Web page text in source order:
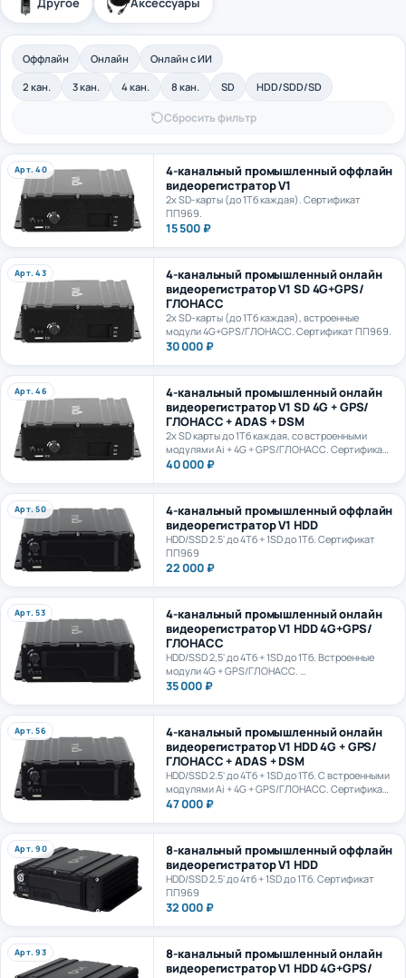
Оффлайн Онлайн Онлайн с ИИ
3 кан. 4 кан. SD HDD/SDD/SD
Арт. 40
4-канальный промышленный оффлайн
видеорегистратор V1
2х SD-карты (до 1Тб каждая). Сертификат
ПП969.
15 500 ₽
Арт. 43
4-канальный промышленный онлайн
видеорегистратор V1 SD 4G+GPS/
ГЛОНАСС
2х SD-карты (до 1Тб каждая), встроенные
модули 4G+GPS/ГЛОНАСС. Сертификат ПП969.
30 000 ₽
Арт. 46
4-канальный промышленный онлайн
видеорегистратор V1 SD 4G + GPS/
ГЛОНАСС + ADAS + DSM
2х SD карты до 1Тб каждая, со встроенными
модулями Ai + 4G + GPS/ГЛОНАСС. Сертификат
ПП969.
40 000 ₽
Арт. 50
4-канальный промышленный оффлайн
видеорегистратор V1 HDD
HDD/SSD 2.5' до 4Тб + 1SD до 1Тб. Сертификат
ПП969
22 000 ₽
Арт. 53
4-канальный промышленный онлайн
видеорегистратор V1 HDD 4G+GPS/
ГЛОНАСС
HDD/SSD 2,5' до 4Тб + 1SD до 1Тб. Встроенные
модули 4G + GPS/ГЛОНАСС.
Сертификат ПП969
35 000 ₽
Арт. 56
4-канальный промышленный онлайн
видеорегистратор V1 HDD 4G + GPS/
ГЛОНАСС + ADAS + DSM
HDD/SSD 2.5' до 4Тб + 1SD до 1Тб. С встроенными
модулями Ai + 4G + GPS/ГЛОНАСС. Сертификат
ПП969. Сертификат ИИ ГОСТ Р 70885-2023
47 000 ₽
Арт. 90
8-канальный промышленный оффлайн
видеорегистратор V1 HDD
HDD/SSD 2,5' до 4тб + 1SD до 1Тб. Сертификат
ПП969
32 000 ₽
Арт. 93
8-канальный промышленный онлайн
видеорегистратор V1 HDD 4G+GPS/
ГЛОНАСС